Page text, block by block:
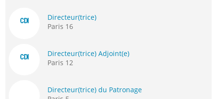
CDI
Directeur(trice)
Paris 16
CDI
Directeur(trice) Adjoint(e)
Paris 12
Directeur(trice) du Patronage